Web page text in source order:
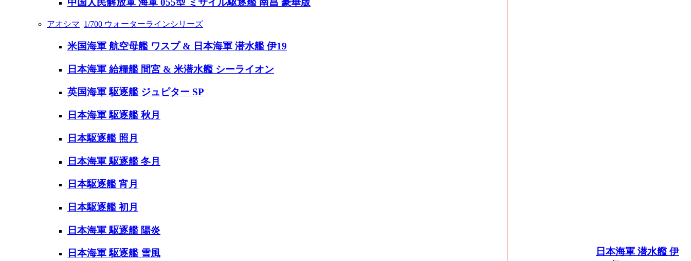
中国人民解放軍 海軍 055型 ミサイル駆逐艦 南昌 豪華版
アオシマ 1/700 ウォーターラインシリーズ
米国海軍 航空母艦 ワスプ & 日本海軍 潜水艦 伊19
日本海軍 給糧艦 間宮 & 米潜水艦 シーライオン
英国海軍 駆逐艦 ジュピター SP
日本海軍 駆逐艦 秋月
日本駆逐艦 照月
日本海軍 駆逐艦 冬月
日本駆逐艦 宵月
日本駆逐艦 初月
日本海軍 駆逐艦 陽炎
日本海軍 駆逐艦 雪風
日本海軍 潜水艦 伊